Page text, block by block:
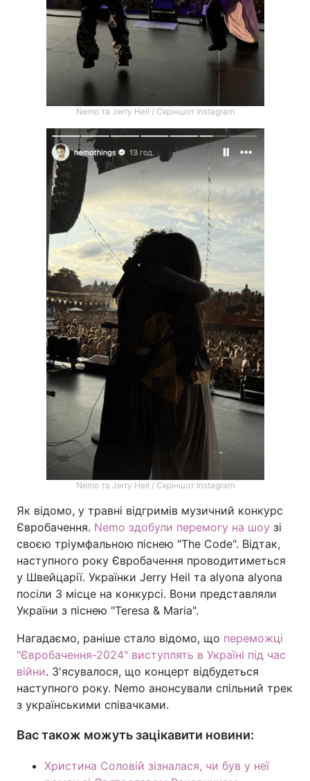
Nemo та Jerry Heil / Скріншот Instagram
Nemo та Jerry Heil / Скріншот Instagram
Як відомо, у травні відгримів музичний конкурс
Євробачення. Nemo здобули перемогу на шоу зі
своєю тріумфальною піснею "The Code". Відтак,
наступного року Євробачення проводитиметься
у Швейцарії. Українки Jerry Heil та alyona alyona
посіли 3 місце на конкурсі. Вони представляли
України з піснею "Teresa & Maria".
Нагадаємо, раніше стало відомо, що переможці
"Євробачення-2024" виступлять в Україні під час
війни. З'ясувалося, що концерт відбудеться
наступного року. Nemo анонсували спільний трек
з українськими співачками.
Вас також можуть зацікавити новини:
Христина Соловій зізналася, чи був у неї